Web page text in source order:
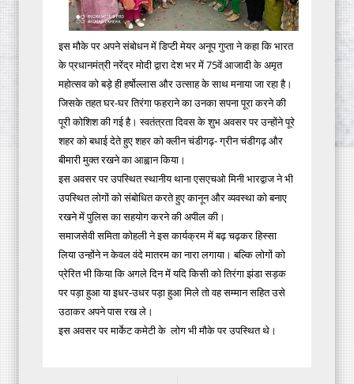
इस मौके पर अपने संबोधन में डिप्टी मेयर अनूप गुप्ता ने कहा कि भारत
के प्रधानमंत्री नरेंद्र मोदी द्वारा देश भर में 75वें आजादी के अमृत
महोत्सव को बड़े ही हर्षोल्लास और उत्साह के साथ मनाया जा रहा है।
जिसके तहत घर-घर तिरंगा फहराने का उनका सपना पूरा करने की
पूरी कोशिश की गई है। स्वतंत्रता दिवस के शुभ अवसर पर उन्होंने पूरे
शहर को बधाई देते हुए शहर को क्लीन चंडीगढ़- ग्रीन चंडीगढ़ और
बीमारी मुक्त रखने का आह्वान किया।
इस अवसर पर उपस्थित स्थानीय थाना एसएचओ मिनी भारद्वाज ने भी
उपस्थित लोगों को संबोधित करते हुए कानून और व्यवस्था को बनाए
रखने में पुलिस का सहयोग करने की अपील की।
समाजसेवी समिता कोहली ने इस कार्यक्रम में बढ़ चढ़कर हिस्सा
लिया उन्होंने न केवल वंदे मातरम का नारा लगाया। बल्कि लोगों को
प्रेरित भी किया कि अगले दिन में यदि किसी को तिरंगा झंडा सड़क
पर पड़ा हुआ या इधर-उधर पड़ा हुआ मिले तो वह सम्मान सहित उसे
उठाकर अपने पास रख ले।
इस अवसर पर मार्केट कमेटी के लोग भी मौके पर उपस्थित थे।